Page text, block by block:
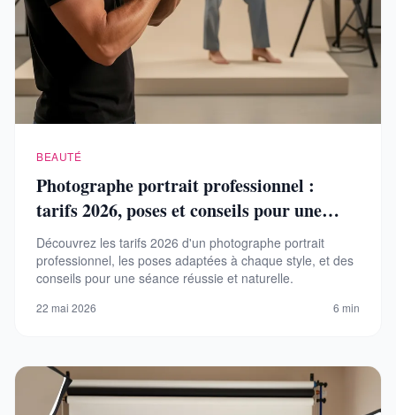
BEAUTÉ
Photographe portrait professionnel :
tarifs 2026, poses et conseils pour une
séance réussie
Découvrez les tarifs 2026 d'un photographe portrait
professionnel, les poses adaptées à chaque style, et des
conseils pour une séance réussie et naturelle.
22 mai 2026 6 min